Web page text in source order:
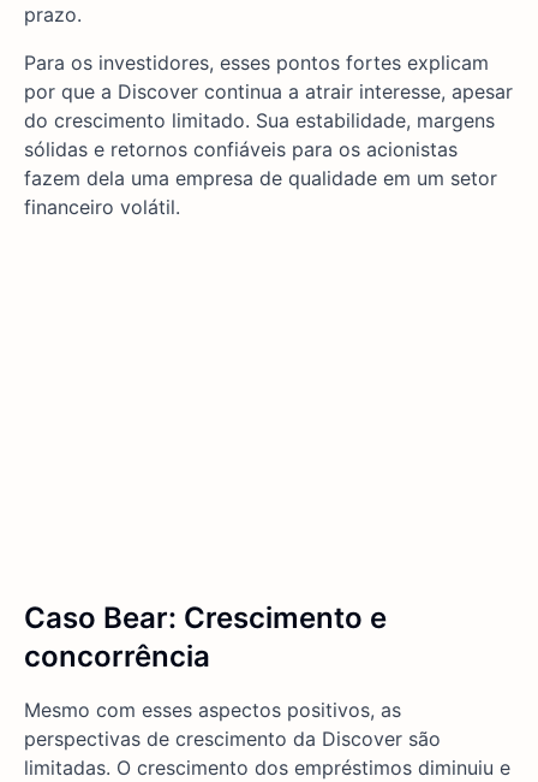
prazo.
Para os investidores, esses pontos fortes explicam
por que a Discover continua a atrair interesse, apesar
do crescimento limitado. Sua estabilidade, margens
sólidas e retornos confiáveis para os acionistas
fazem dela uma empresa de qualidade em um setor
financeiro volátil.
Caso Bear: Crescimento e
concorrência
Mesmo com esses aspectos positivos, as
perspectivas de crescimento da Discover são
limitadas. O crescimento dos empréstimos diminuiu e